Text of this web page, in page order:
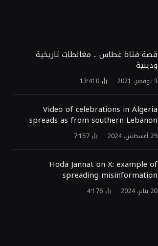
قصة فتاة غطاس .. مغالطات تاريخية
ودينية
3 نوفمبر، 2021 13٬410
Video of celebrations in Algeria
spreads as from southern Lebanon
29 أغسطس، 2024 7٬157
Hoda Jannat on X: example of
spreading misinformation
20 يناير، 2024 4٬176